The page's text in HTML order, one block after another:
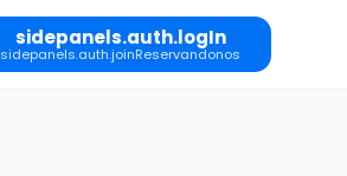
sidepanels.auth.logIn
sidepanels.auth.joinReservandonos